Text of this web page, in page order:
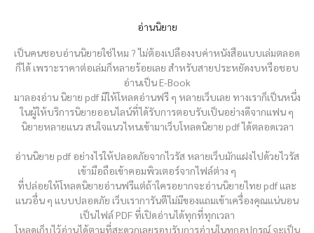
อ่านนิยาย
เป็นคนชอบอ่านนิยายใช่ไหม ? ไม่ต้องเปลืองงบค่าหนังสือแบบเล่มตลอด
ก็ได้ เพราะราคาต่อเล่มก็หลายร้อยเลย สำหรับสายประหยัดงบหรือชอบ
อ่านเป็น E-Book
มาลองอ่าน นิยาย pdf มีให้โหลดอ่านฟรี ๆ หลายเว็บเลย ทางเราก็เป็นหนึ่ง
ในผู้ให้บริการนิยายออนไลน์ที่ได้รับการตอบรับเป็นอย่างดีจากแฟน ๆ
นิยายหลายแนว สนใจแนวไหนเข้ามาเว็บโหลดนิยาย pdf ได้ตลอดเวลา
อ่านนิยาย pdf อย่างไรให้ปลอดภัยจากไวรัส หลายเว็บมักแฝงไปด้วยไวรัส
เข้ามือถือเข้าคอมพิวเตอร์จากไฟล์ต่าง ๆ
ที่ปล่อยให้โหลดนิยายอ่านฟรีแต่ถ้าใครอยากจะอ่านนิยายไทย pdf และ
แนวอื่น ๆ แบบปลอดภัย เว็บเราการันตีไม่มีของแถมเข้าเครื่องคุณแน่นอน
เป็นไฟล์ PDF ที่เปิดอ่านได้ทุกที่ทุกเวลา
โหลดเก็บไว้อ่านได้ตามที่สะดวกเลยรอบรับการอ่านในทุกอุปกรณ์ จะเป็น